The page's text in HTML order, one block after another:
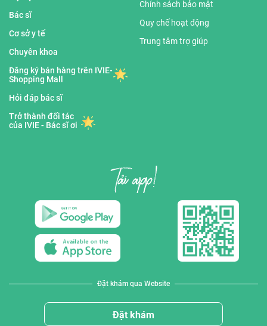
Bác sĩ
Cơ sở y tế
Chuyên khoa
Đăng ký bán hàng trên IVIE-
Shopping Mall
Hỏi đáp bác sĩ
Trở thành đối tác
của IVIE - Bác sĩ ơi
Chính sách bảo mật
Quy chế hoạt động
Trung tâm trợ giúp
Đặt khám qua Website
Đặt khám